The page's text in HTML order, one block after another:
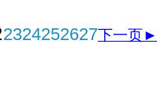
2324252627下一页►